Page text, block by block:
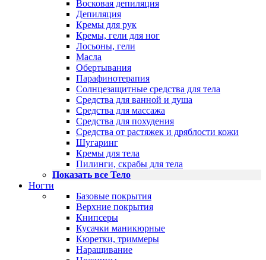
Восковая депиляция
Депиляция
Кремы для рук
Кремы, гели для ног
Лосьоны, гели
Масла
Обертывания
Парафинотерапия
Солнцезащитные средства для тела
Средства для ванной и душа
Средства для массажа
Средства для похудения
Средства от растяжек и дряблости кожи
Шугаринг
Кремы для тела
Пилинги, скрабы для тела
Показать все Тело
Ногти
Базовые покрытия
Верхние покрытия
Книпсеры
Кусачки маникюрные
Кюретки, триммеры
Наращивание